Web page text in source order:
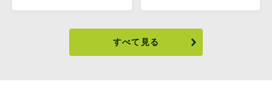
すべて見る